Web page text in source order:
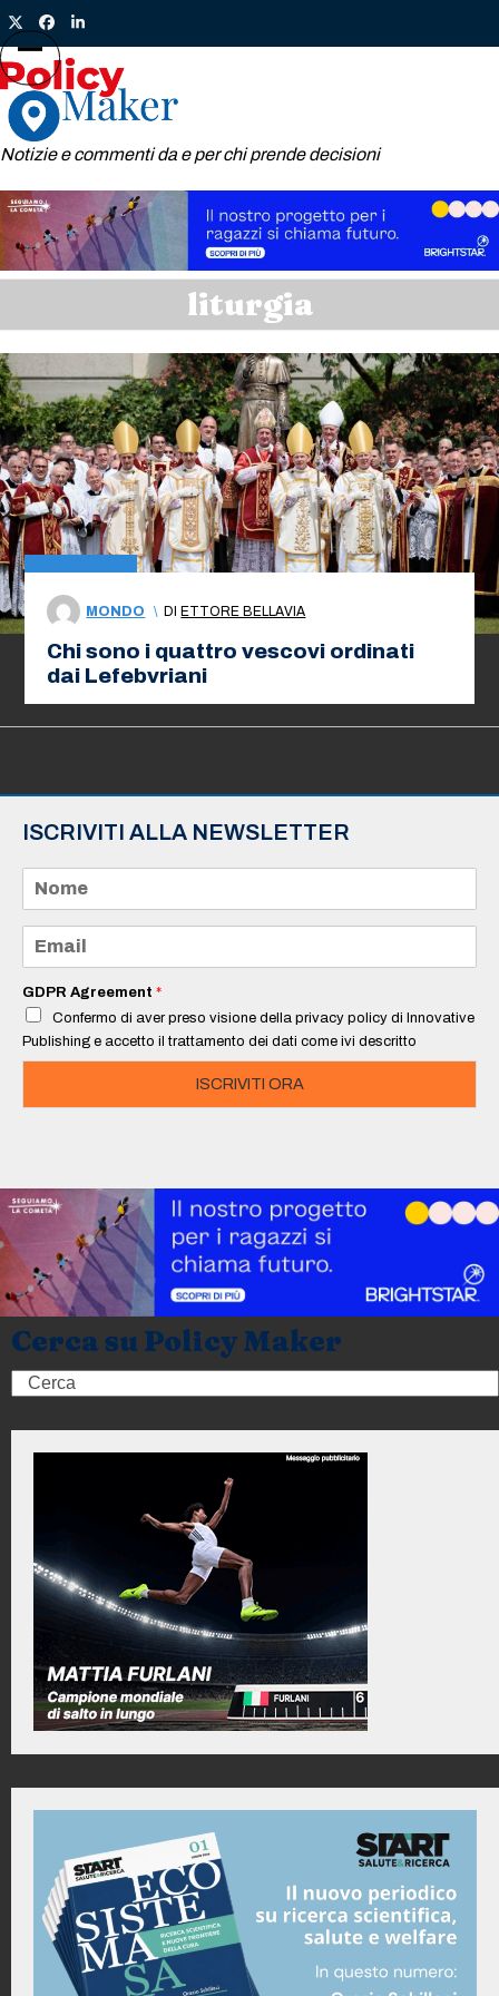
Skip
to
content
TwitterFacebook
LinkedIn
Notizie e commenti da e per chi prende decisioni
Open
mobile
menu
Close
mobile
menu
liturgia
MONDO \ DI ETTORE BELLAVIA
Chi sono i quattro vescovi ordinati
dai Lefebvriani
ISCRIVITI ALLA NEWSLETTER
m
e
a
i
*
GDPR Agreement *
Confermo di aver preso visione della privacy policy di Innovative
Publishing e accetto il trattamento dei dati come ivi descritto
ISCRIVITI ORA
Cerca su Policy Maker
Search